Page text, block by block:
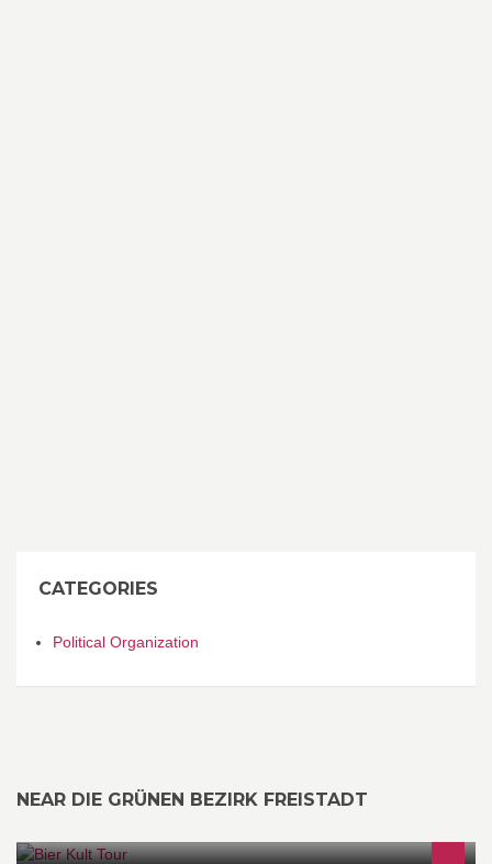
CATEGORIES
Political Organization
NEAR DIE GRÜNEN BEZIRK FREISTADT